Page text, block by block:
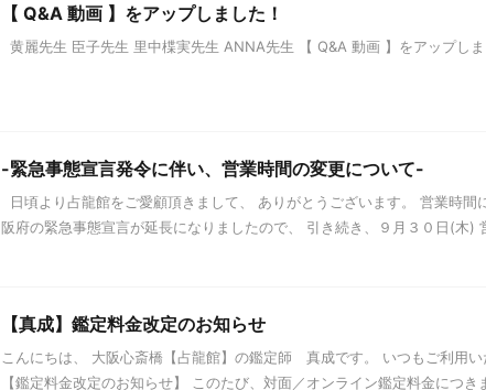
【 Q&A 動画 】をアップしました！
黄麗先生 臣子先生 里中楪実先生 ANNA先生 【 Q&A 動画 】をアッ
-緊急事態宣言発令に伴い、営業時間の変更について-
日頃より占龍館をご愛顧頂きまして、 ありがとうございます。 営業時間
阪府の緊急事態宣言が延長になりましたので、 引き続き、９月３０日(木)
【真成】鑑定料金改定のお知らせ
こんにちは、 大阪心斎橋【占龍館】の鑑定師 真成です。 いつもご利用い
【鑑定料金改定のお知らせ】 このたび、対面／オンライン鑑定料金につ